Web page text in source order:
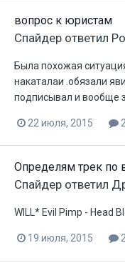
вопрос к юристам
Спайдер ответил
Была похожая
накаталаи .обязали
подписывал и вообще
22 июля, 2015
Определям трек по
Спайдер ответил
WILL* Evil Pimp - Head
19 июля, 2015